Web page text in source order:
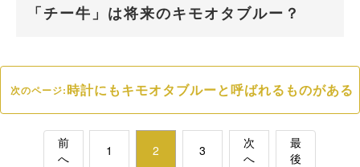
「チー牛」は将来のキモオタブルー？
次のページ:時計にもキモオタブルーと呼ばれるものがある
前
へ
1 2 3
次
へ
最
後